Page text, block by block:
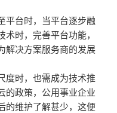
平台时，当平台逐步融
时，完善平台功能，
解决方案服务商的发展
度时，也需成为技术推
的政策，公用事业企业
的维护了解甚少，这便